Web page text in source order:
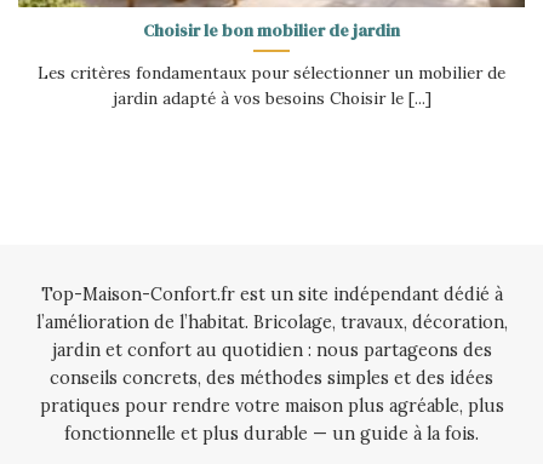
Choisir le bon mobilier de jardin
Les critères fondamentaux pour sélectionner un mobilier de
jardin adapté à vos besoins Choisir le [...]
Top-Maison-Confort.fr est un site indépendant dédié à
l’amélioration de l’habitat. Bricolage, travaux, décoration,
jardin et confort au quotidien : nous partageons des
conseils concrets, des méthodes simples et des idées
pratiques pour rendre votre maison plus agréable, plus
fonctionnelle et plus durable — un guide à la fois.